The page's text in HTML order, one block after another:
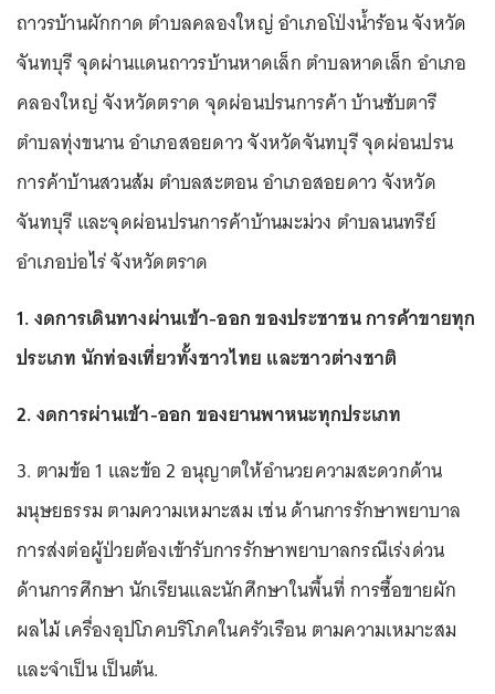
ถาวรบ้านผักกาด ตำบลคลองใหญ่ อำเภอโป่งน้ำร้อน จังหวัด
จันทบุรี จุดผ่านแดนถาวรบ้านหาดเล็ก ตำบลหาดเล็ก อำเภอ
คลองใหญ่ จังหวัดตราด จุดผ่อนปรนการค้า บ้านซับตารี
ตำบลทุ่งขนาน อำเภอสอยดาว จังหวัดจันทบุรี จุดผ่อนปรน
การค้าบ้านสวนส้ม ตำบลสะตอน อำเภอสอยดาว จังหวัด
จันทบุรี และจุดผ่อนปรนการค้าบ้านมะม่วง ตำบลนนทรีย์
อำเภอบ่อไร่ จังหวัดตราด
1. งดการเดินทางผ่านเข้า-ออก ของประชาชน การค้าขายทุก
ประเภท นักท่องเที่ยวทั้งชาวไทย และชาวต่างชาติ
2. งดการผ่านเข้า-ออก ของยานพาหนะทุกประเภท
3. ตามข้อ 1 และข้อ 2 อนุญาตให้อำนวยความสะดวกด้าน
มนุษยธรรม ตามความเหมาะสม เช่น ด้านการรักษาพยาบาล
การส่งต่อผู้ป่วยต้องเข้ารับการรักษาพยาบาลกรณีเร่งด่วน
ด้านการศึกษา นักเรียนและนักศึกษาในพื้นที่ การซื้อขายผัก
ผลไม้ เครื่องอุปโภคบริโภคในครัวเรือน ตามความเหมาะสม
และจำเป็น เป็นต้น.